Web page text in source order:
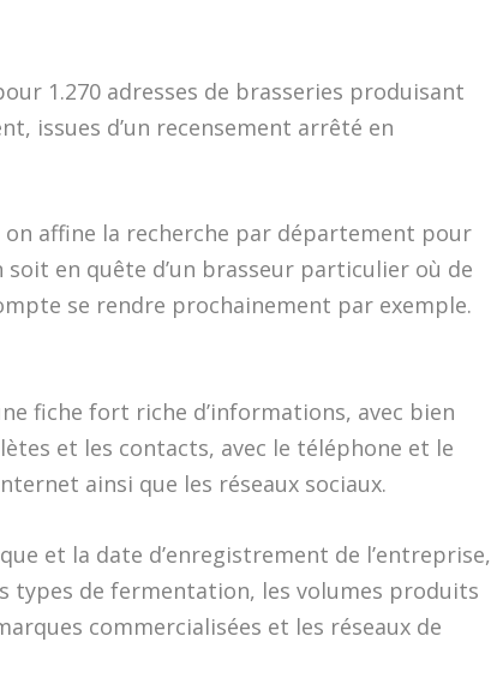
1.270 adresses de brasseries produisant
issues d’un recensement arrêté en
affine la recherche par département pour
soit en quête d’un brasseur particulier où de
se rendre prochainement par exemple.
fiche fort riche d’informations, avec bien
et les contacts, avec le téléphone et le
ainsi que les réseaux sociaux.
et la date d’enregistrement de l’entreprise,
types de fermentation, les volumes produits
commercialisées et les réseaux de